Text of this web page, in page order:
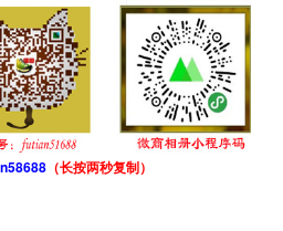
（长按两秒复制）